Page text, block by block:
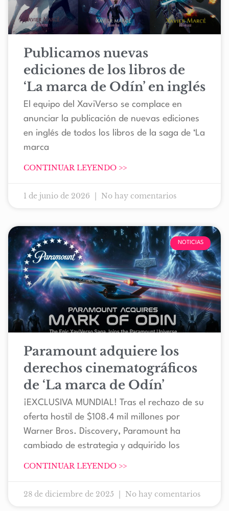
Publicamos nuevas
ediciones de los libros de
‘La marca de Odín’ en inglés
El equipo del XaviVerso se complace en
anunciar la publicación de nuevas ediciones
en inglés de todos los libros de la saga de ‘La
marca
CONTINUAR LEYENDO >>
1 de junio de 2026 No hay comentarios
NOTICIAS
Paramount adquiere los
derechos cinematográficos
de ‘La marca de Odín’
¡EXCLUSIVA MUNDIAL! Tras el rechazo de su
oferta hostil de $108.4 mil millones por
Warner Bros. Discovery, Paramount ha
cambiado de estrategia y adquirido los
CONTINUAR LEYENDO >>
28 de diciembre de 2025 No hay comentarios